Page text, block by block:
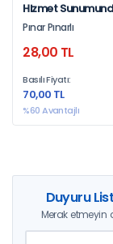
Hizmet
Kaynakları Ve
Memnuniyetine
Pınar Pınarlı
28,00 TL
Basılı Fiyatı:
70,00 TL
%60 Avantajlı
Duyuru
Merak